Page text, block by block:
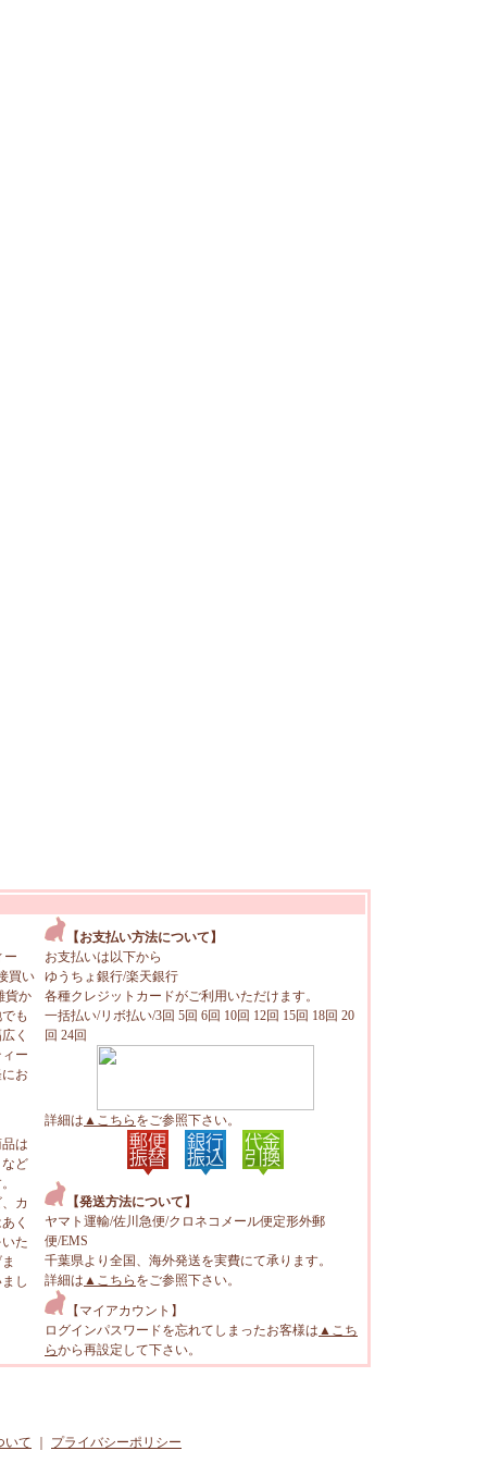
ー
買い
貨か
も
く
ー
お
は
ど
カ
く
た
し
【お支払い方法について】
お支払いは以下から
ゆうちょ銀行/楽天銀行
各種クレジットカードがご利用いただけます。
一括払い/リボ払い/3回 5回 6回 10回 12回 15回 18回 20
回 24回
詳細は ▲こちら をご参照下さい。
【発送方法について】
ヤマト運輸/佐川急便/クロネコメール便定形外郵
便/EMS
千葉県より全国、海外発送を実費にて承ります。
詳細は ▲こちら をご参照下さい。
【マイアカウント】
ログインパスワードを忘れてしまったお客様は ▲こち
らから再設定して下さい。
いて プライバシーポリシー